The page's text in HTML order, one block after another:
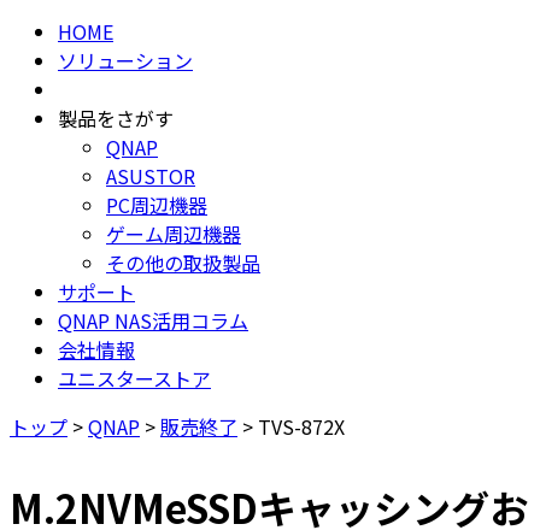
HOME
ソリューション
製品をさがす
QNAP
ASUSTOR
PC周辺機器
ゲーム周辺機器
その他の取扱製品
サポート
QNAP NAS活用コラム
会社情報
ユニスターストア
トップ >QNAP >販売終了 > TVS-872X
M.2NVMeSSDキャッシングお